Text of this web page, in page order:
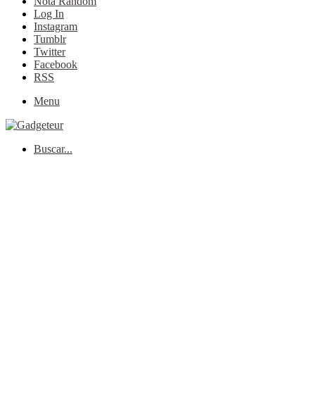
Log In
Instagram
Tumblr
Twitter
Facebook
RSS
Menu
Buscar...